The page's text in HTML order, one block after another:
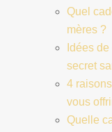
Quel
mères ?
Idées
secret
4
vous
Quelle